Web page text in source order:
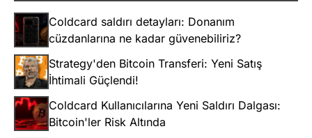
Coldcard saldırı detayları: Donanım
cüzdanlarına ne kadar güvenebiliriz?
Strategy'den Bitcoin Transferi: Yeni Satış
İhtimali Güçlendi!
Coldcard Kullanıcılarına Yeni Saldırı Dalgası:
Bitcoin'ler Risk Altında